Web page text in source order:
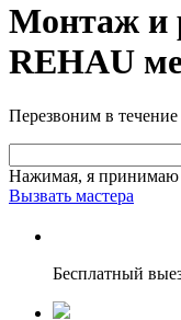
Монтаж и
REHAU
Перезвоним в
Нажимая, я принимаю
Вызвать мастера
Бесплатный